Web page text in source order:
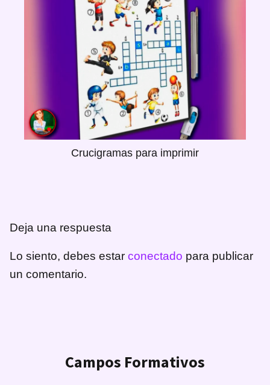
Crucigramas para imprimir
Deja una respuesta
Lo siento, debes estar conectado para publicar
un comentario.
Campos Formativos